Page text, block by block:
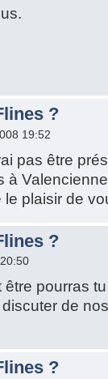
?
19:52
pas être
à
plaisir de
?
pourras
de
?